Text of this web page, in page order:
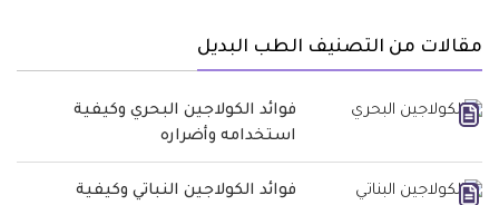
مقالات من التصنيف الطب البديل
فوائد الكولاجين البحري وكيفية
استخدامه وأضراره
فوائد الكولاجين النباتي وكيفية